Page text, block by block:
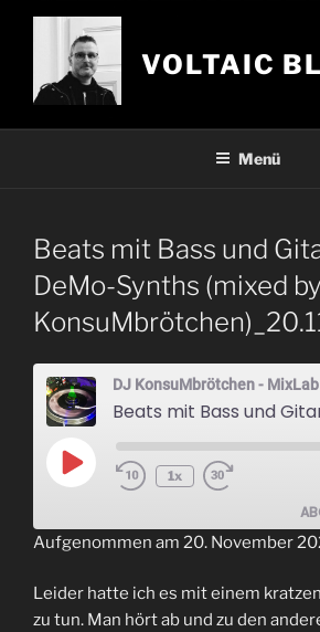
Zum
VOLTAIC
Menü
Beats mit Bass und
DeMo-Synths (mixed
DJ KonsuMbrötchen - MixLab
Play
Episode
1x
RSS FEED
LINK
Aufgenommen am 20. November
Leider hatte ich es mit einem
zu tun. Man hört ab und zu den